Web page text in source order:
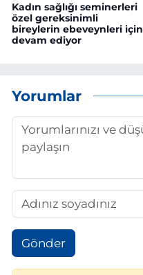
Kadın sağlığı seminerleri
özel gereksinimli
bireylerin ebeveynleri için
devam ediyor
Yorumlar
Gönder